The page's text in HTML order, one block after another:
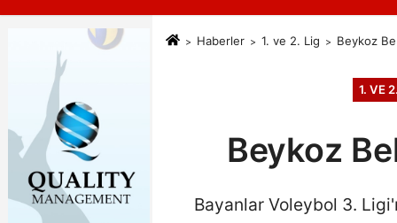
Haberler 1. ve 2. Lig Beykoz
1. VE
Beykoz
Bayanlar Voleybol 3.